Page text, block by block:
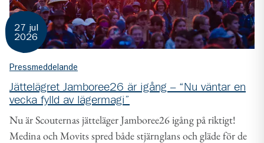
27 jul
2026
Pressmeddelande
Jättelägret Jamboree26 är igång – “Nu väntar en
vecka fylld av lägermagi”
Nu är Scouternas jätteläger Jamboree26 igång på riktigt!
Medina och Movits spred både stjärnglans och gläde för de